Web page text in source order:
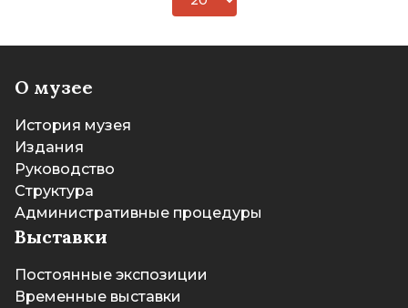
О музее
История музея
Издания
Руководство
Структура
Административные процедуры
Выставки
Постоянные экспозиции
Временные выставки